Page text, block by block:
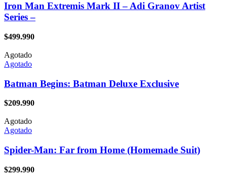
Iron Man Extremis Mark II – Adi Granov Artist
Series –
$499.990
Agotado
Agotado
Batman Begins: Batman Deluxe Exclusive
$209.990
Agotado
Agotado
Spider-Man: Far from Home (Homemade Suit)
$299.990